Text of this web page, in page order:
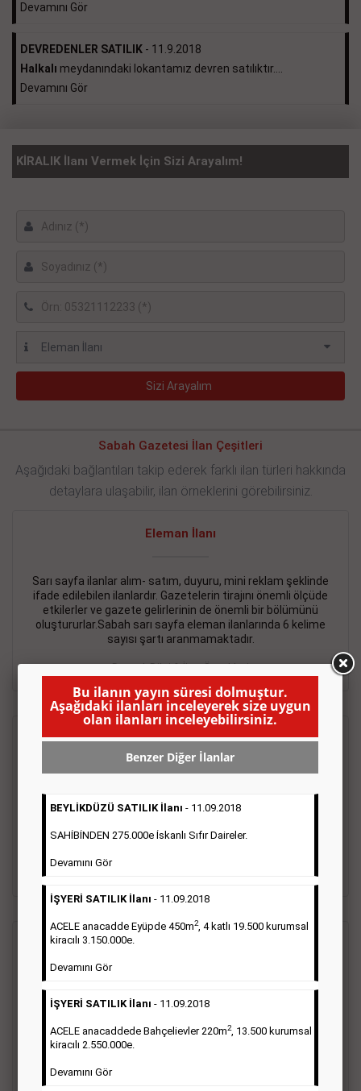
Devamını Gör
DEVREDENLER SATILIK - 11.9.2018
Halkalı meydanındaki lokantamız devren satılıktır....
Devamını Gör
KİRALIK İlanı Vermek İçin Sizi Arayalım!
Sabah Gazetesi İlan Çeşitleri
Aşağıdaki bağlantıları takip ederek farklı ilan türleri hakkında
detaylara ulaşabilir, ilan örneklerini görebilirsiniz.
Eleman İlanı
Sarı sayfa ilanlar alım- satım, duyuru, mini reklam şeklinde
ifade edilebilen ilanlardır. Gazetelerin tirajını önemli ölçüde
etkilerler ve gazete gelirlerinin de önemli bir bölümünü
oluştururlar.Sabah sarı sayfa eleman ilanlarında 6 kelime
sayısı şartı aranmamaktadır.
Detaylı Bilgi & İlan Örnekleri
Emlak İlanı
ifade edilebilen ilanlardır. Gazetelerin tirajını önemli ölçüde
etkilerler ve gazete gelirlerinin de önemli bir bölümünü
oluştururlar.Sabah sarı sayfa eleman ilanlarında 6 kelime
Sarı sayfa ilanlar alım- satım, duyuru, mini reklam şeklinde
ifade edilebilen ilanlardır. Gazetelerin tirajını önemli ölçüde
oluştururlar.Sabah sarı sayfa eleman ilanlarında 6 kelime
sayısı şartı aranmamaktadır.
Bu ilanın yayın süresi dolmuştur.
Aşağıdaki ilanları inceleyerek size uygun
olan ilanları inceleyebilirsiniz.
Benzer Diğer İlanlar
BEYLİKDÜZÜ SATILIK İlanı - 11.09.2018
SAHİBİNDEN 275.000e İskanlı Sıfır Daireler.
Devamını Gör
İŞYERİ SATILIK İlanı - 11.09.2018
ACELE anacadde Eyüpde 450m2, 4 katlı 19.500 kurumsal
kiracılı 3.150.000e.
Devamını Gör
İŞYERİ SATILIK İlanı - 11.09.2018
ACELE anacaddede Bahçelievler 220m2, 13.500 kurumsal
kiracılı 2.550.000e.
Devamını Gör